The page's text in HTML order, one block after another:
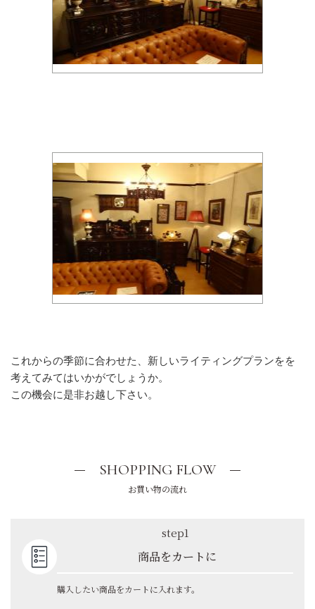
これからの季節に合わせた、新しいライティングプランをを
考えてみてはいかがでしょうか。
この機会に是非お越し下さい。
SHOPPING FLOW
お買い物の流れ
step1
商品をカートに
購入したい商品をカートに入れます。